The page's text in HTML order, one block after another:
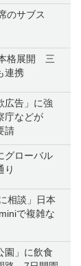
のサブス
格展開 三
連携
広告」に強
庁などが
請
グローバル
り
相談」日本
で複雑な
園」に飲食